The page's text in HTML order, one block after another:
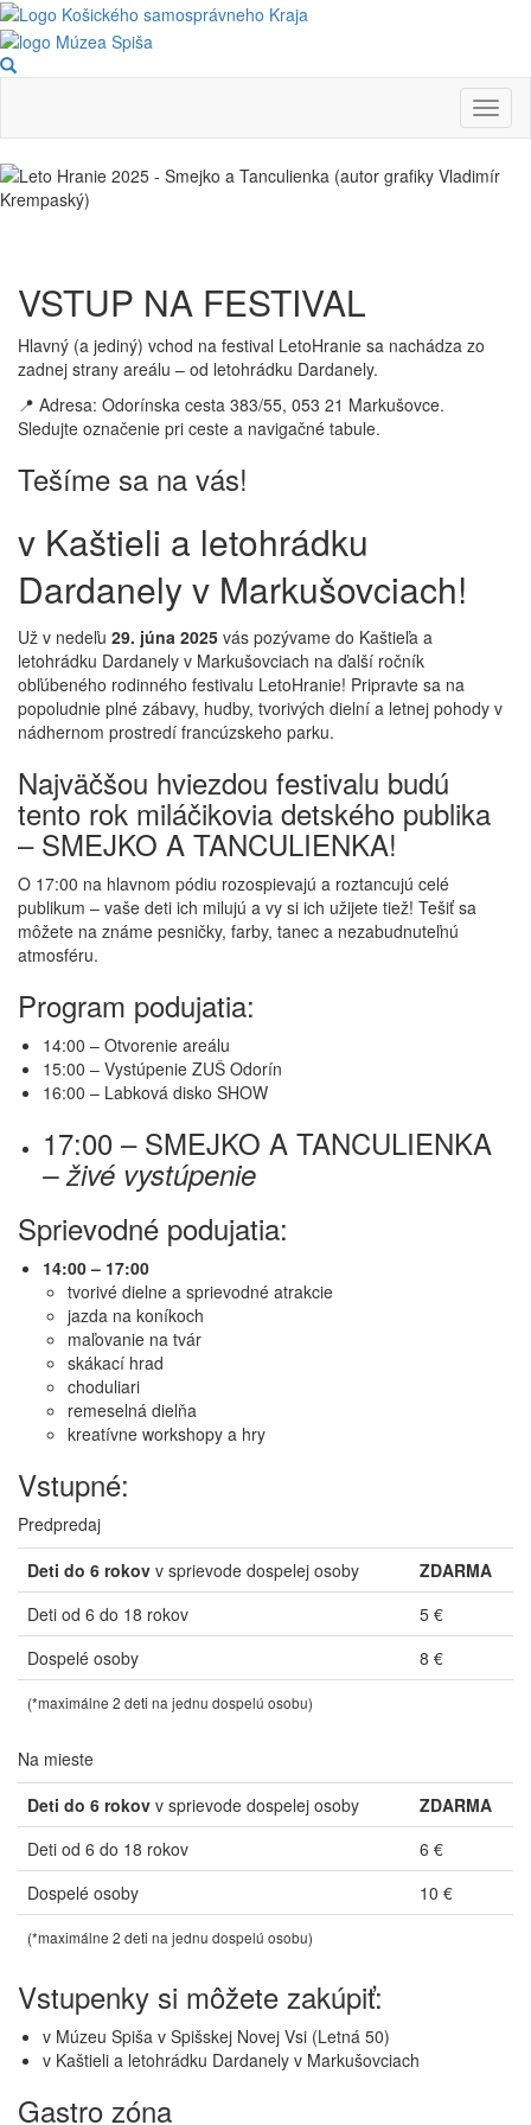
Skočiť
na
hlavný
obsah
VSTUP NA FESTIVAL
Hlavný (a jediný) vchod na festival LetoHranie sa nachádza zo
zadnej strany areálu – od letohrádku Dardanely.
📍 Adresa: Odorínska cesta 383/55, 053 21 Markušovce.
Sledujte označenie pri ceste a navigačné tabule.
Tešíme sa na vás!
v Kaštieli a letohrádku
Dardanely v Markušovciach!
Už v nedeľu 29. júna 2025 vás pozývame do Kaštieľa a
letohrádku Dardanely v Markušovciach na ďalší ročník
obľúbeného rodinného festivalu LetoHranie! Pripravte sa na
popoludnie plné zábavy, hudby, tvorivých dielní a letnej pohody v
nádhernom prostredí francúzskeho parku.
Najväčšou hviezdou festivalu budú
tento rok miláčikovia detského publika
– SMEJKO A TANCULIENKA!
O 17:00 na hlavnom pódiu rozospievajú a roztancujú celé
publikum – vaše deti ich milujú a vy si ich užijete tiež! Tešiť sa
môžete na známe pesničky, farby, tanec a nezabudnuteľnú
atmosféru.
Program podujatia:
14:00 – Otvorenie areálu
15:00 – Vystúpenie ZUŠ Odorín
16:00 – Labková disko SHOW
17:00 – SMEJKO A TANCULIENKA
– živé vystúpenie
Sprievodné podujatia:
14:00 – 17:00
tvorivé dielne a sprievodné atrakcie
jazda na koníkoch
maľovanie na tvár
skákací hrad
choduliari
remeselná dielňa
kreatívne workshopy a hry
Vstupné:
Predpredaj
Deti do 6 rokov v sprievode dospelej osoby
ZDARMA
Deti od 6 do 18 rokov
5 €
Dospelé osoby
8 €
(*maximálne 2 deti na jednu dospelú osobu)
Na mieste
Deti do 6 rokov v sprievode dospelej osoby
ZDARMA
Deti od 6 do 18 rokov
6 €
Dospelé osoby
10 €
(*maximálne 2 deti na jednu dospelú osobu)
Vstupenky si môžete zakúpiť:
v Múzeu Spiša v Spišskej Novej Vsi (Letná 50)
v Kaštieli a letohrádku Dardanely v Markušovciach
Gastro zóna